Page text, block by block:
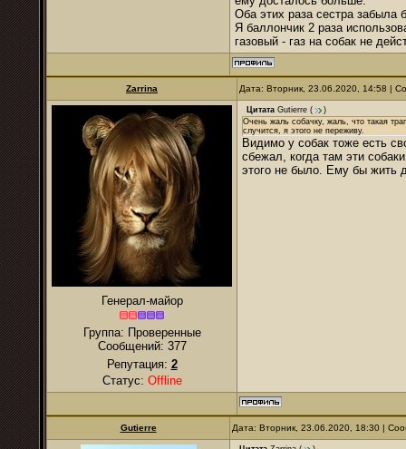
Оба этих раза сестра забыла
Я баллончик 2 раза
газовый - газ на собак не
Zarrina Дата: Вторник, 23.06.2020, 14:58 |
Генерал-майор
Группа: Проверенные
Сообщений: 377
Репутация: 2
Статус: Offline
Цитата Gutierre (
)
Очень жаль собачку, жаль, что такая
случится, я этого не переживу.
Видимо у собак тоже есть
сбежал, когда там эти
этого не было. Ему бы жить
Gutierre Дата: Вторник, 23.06.2020, 18:30 |